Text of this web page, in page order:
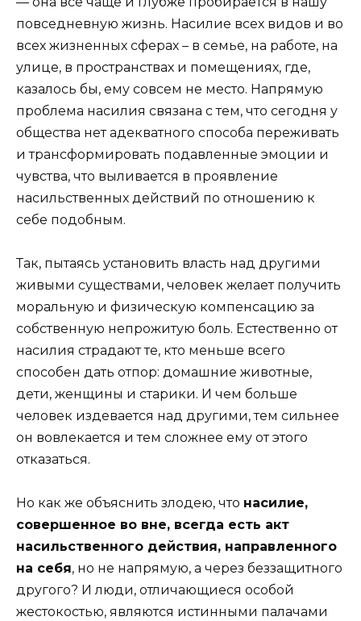
повседневную жизнь. Насилие всех видов и во
всех жизненных сферах – в семье, на работе, на
улице, в пространствах и помещениях, где,
казалось бы, ему совсем не место. Напрямую
проблема насилия связана с тем, что сегодня у
общества нет адекватного способа переживать
и трансформировать подавленные эмоции и
чувства, что выливается в проявление
насильственных действий по отношению к
себе подобным.
Так, пытаясь установить власть над другими
живыми существами, человек желает получить
моральную и физическую компенсацию за
собственную непрожитую боль. Естественно от
насилия страдают те, кто меньше всего
способен дать отпор: домашние животные,
дети, женщины и старики. И чем больше
человек издевается над другими, тем сильнее
он вовлекается и тем сложнее ему от этого
отказаться.
Но как же объяснить злодею, что насилие,
совершенное во вне, всегда есть акт
насильственного действия, направленного
на себя, но не напрямую, а через беззащитного
другого? И люди, отличающиеся особой
жестокостью, являются истинными палачами